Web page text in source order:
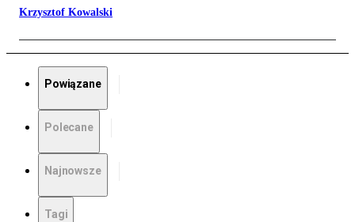
Krzysztof Kowalski
Powiązane
Polecane
Najnowsze
Tagi